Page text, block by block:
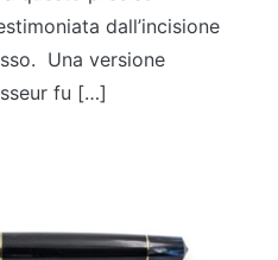
dall’incisione
Una versione
fu […]